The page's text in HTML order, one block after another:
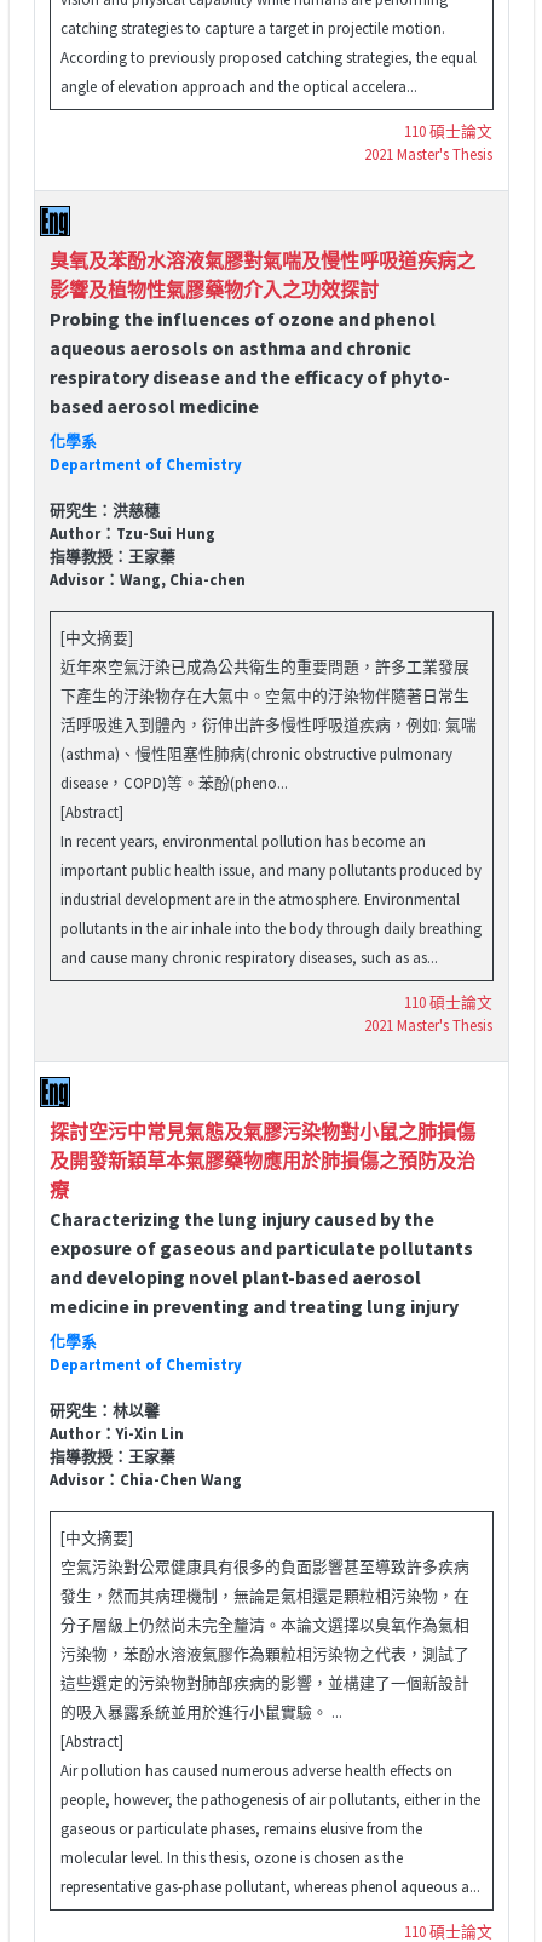
catching strategies to capture a target in projectile motion.
According to previously proposed catching strategies, the equal
angle of elevation approach and the optical accelera...
110 碩士論文
2021 Master's Thesis
臭氧及苯酚水溶液氣膠對氣喘及慢性呼吸道疾病之
影響及植物性氣膠藥物介入之功效探討
Probing the influences of ozone and phenol
aqueous aerosols on asthma and chronic
respiratory disease and the efficacy of phyto-
based aerosol medicine
化學系
Department of Chemistry
研究生：洪慈穗
Author：Tzu-Sui Hung
指導教授：王家蓁
Advisor：Wang, Chia-chen
[中文摘要]
近年來空氣汙染已成為公共衛生的重要問題，許多工業發展
下產生的汙染物存在大氣中。空氣中的汙染物伴隨著日常生
活呼吸進入到體內，衍伸出許多慢性呼吸道疾病，例如: 氣喘
(asthma)、慢性阻塞性肺病(chronic obstructive pulmonary
disease，COPD)等。苯酚(pheno...
[Abstract]
In recent years, environmental pollution has become an
important public health issue, and many pollutants produced by
industrial development are in the atmosphere. Environmental
pollutants in the air inhale into the body through daily breathing
and cause many chronic respiratory diseases, such as as...
110 碩士論文
2021 Master's Thesis
探討空污中常見氣態及氣膠污染物對小鼠之肺損傷
及開發新穎草本氣膠藥物應用於肺損傷之預防及治
療
Characterizing the lung injury caused by the
exposure of gaseous and particulate pollutants
and developing novel plant-based aerosol
medicine in preventing and treating lung injury
化學系
Department of Chemistry
研究生：林以馨
Author：Yi-Xin Lin
指導教授：王家蓁
Advisor：Chia-Chen Wang
[中文摘要]
空氣污染對公眾健康具有很多的負面影響甚至導致許多疾病
發生，然而其病理機制，無論是氣相還是顆粒相污染物，在
分子層級上仍然尚未完全釐清。本論文選擇以臭氧作為氣相
污染物，苯酚水溶液氣膠作為顆粒相污染物之代表，測試了
這些選定的污染物對肺部疾病的影響，並構建了一個新設計
的吸入暴露系統並用於進行小鼠實驗。 ...
[Abstract]
Air pollution has caused numerous adverse health effects on
people, however, the pathogenesis of air pollutants, either in the
gaseous or particulate phases, remains elusive from the
molecular level. In this thesis, ozone is chosen as the
representative gas-phase pollutant, whereas phenol aqueous a...
110 碩士論文